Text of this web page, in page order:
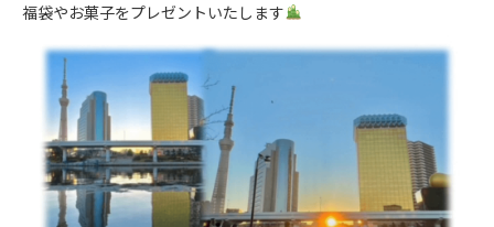
福袋やお菓子をプレゼントいたします